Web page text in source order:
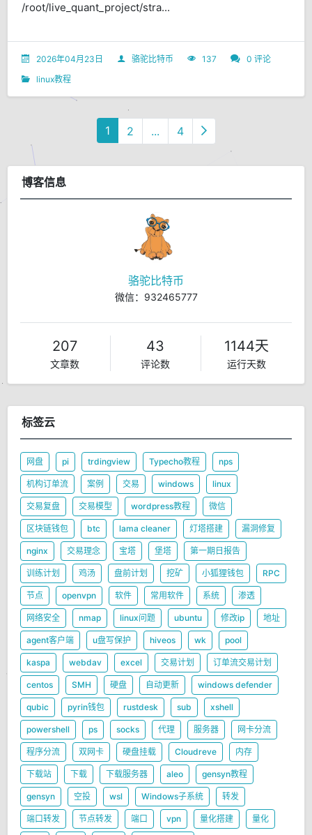
/root/live_quant_project/stra...
2026年04月23日 骆驼比特币 137
0 评论
linux教程
1 2 ... 4
博客信息
骆驼比特币
微信：932465777
207
文章数
43
评论数
1144天
运行天数
标签云
网盘 pi trdingview Typecho教程 nps
机构订单流 案例 交易 windows linux
交易复盘 交易模型 wordpress教程 微信
区块链钱包 btc lama cleaner 灯塔搭建 漏洞修复
nginx 交易理念 宝塔 堡塔 第一期日报告
训练计划 鸡汤 盘前计划 挖矿 小狐狸钱包 RPC
节点 openvpn 软件 常用软件 系统 渗透
网络安全 nmap linux问题 ubuntu 修改ip 地址
agent客户端 u盘写保护 hiveos wk pool
kaspa webdav excel 交易计划 订单流交易计划
centos SMH 硬盘 自动更新 windows defender
qubic pyrin钱包 rustdesk sub xshell
powershell ps socks 代理 服务器 网卡分流
程序分流 双网卡 硬盘挂载 Cloudreve 内存
下载站 下载 下载服务器 aleo gensyn教程
gensyn 空投 wsl Windows子系统 转发
端口转发 节点转发 端口 vpn 量化搭建 量化